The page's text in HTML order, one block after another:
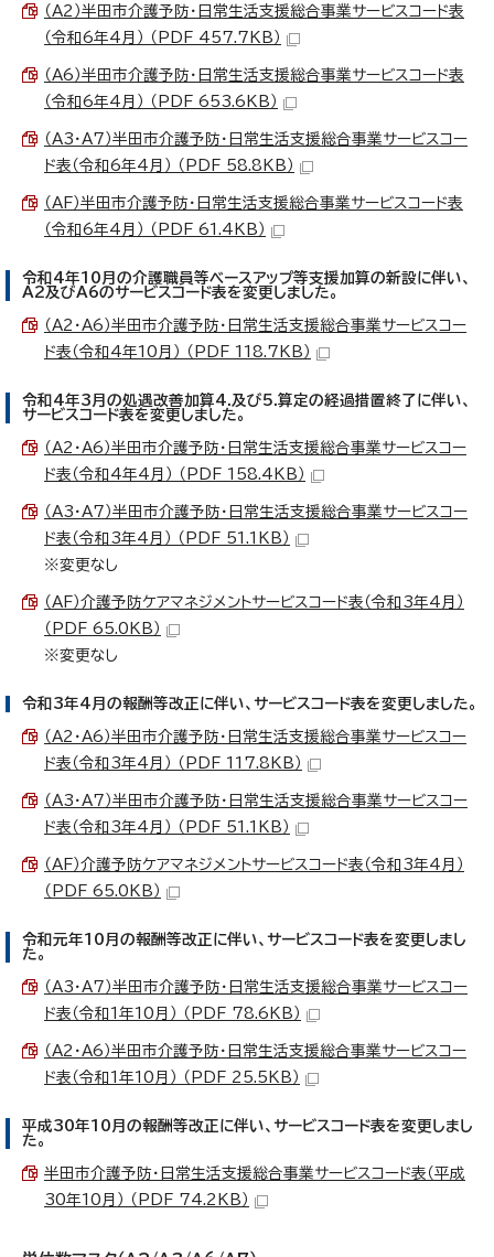
（A2）半田市介護予防・日常生活支援総合事業サービスコード表
（令和6年4月） （PDF 457.7KB）
（A6）半田市介護予防・日常生活支援総合事業サービスコード表
（令和6年4月） （PDF 653.6KB）
（A3・A7）半田市介護予防・日常生活支援総合事業サービスコー
ド表（令和6年4月） （PDF 58.8KB）
（AF）半田市介護予防・日常生活支援総合事業サービスコード表
（令和6年4月） （PDF 61.4KB）
令和4年10月の介護職員等ベースアップ等支援加算の新設に伴い、
A2及びA6のサービスコード表を変更しました。
（A2・A6）半田市介護予防・日常生活支援総合事業サービスコー
ド表（令和4年10月） （PDF 118.7KB）
令和4年3月の処遇改善加算4.及び5.算定の経過措置終了に伴い、
サービスコード表を変更しました。
（A2・A6）半田市介護予防・日常生活支援総合事業サービスコー
ド表（令和4年4月） （PDF 158.4KB）
（A3・A7）半田市介護予防・日常生活支援総合事業サービスコー
ド表（令和3年4月） （PDF 51.1KB）
※変更なし
（AF）介護予防ケアマネジメントサービスコード表（令和3年4月）
（PDF 65.0KB）
※変更なし
令和3年4月の報酬等改正に伴い、サービスコード表を変更しました。
（A2・A6）半田市介護予防・日常生活支援総合事業サービスコー
ド表（令和3年4月） （PDF 117.8KB）
（A3・A7）半田市介護予防・日常生活支援総合事業サービスコー
ド表（令和3年4月） （PDF 51.1KB）
（AF）介護予防ケアマネジメントサービスコード表（令和3年4月）
（PDF 65.0KB）
令和元年10月の報酬等改正に伴い、サービスコード表を変更しまし
た。
（A3・A7）半田市介護予防・日常生活支援総合事業サービスコー
ド表（令和1年10月） （PDF 78.6KB）
（A2・A6）半田市介護予防・日常生活支援総合事業サービスコー
ド表（令和1年10月） （PDF 25.5KB）
平成30年10月の報酬等改正に伴い、サービスコード表を変更しまし
た。
半田市介護予防・日常生活支援総合事業サービスコード表（平成
30年10月） （PDF 74.2KB）